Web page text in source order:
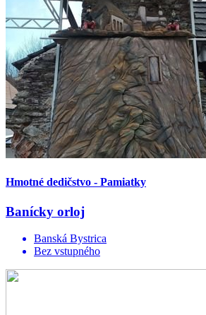
Hmotné dedičstvo - Pamiatky
Banícky orloj
Banská Bystrica
Bez vstupného